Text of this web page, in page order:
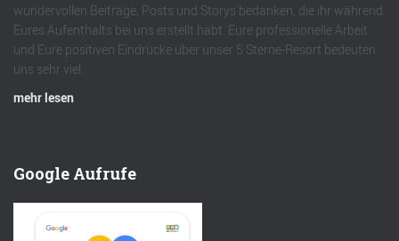
wundervollen Beiträge, Posts und Storys bedanken, die ihr während
Eures Aufenthalts bei uns erstellt habt. Eure professionelle Arbeit
und Eure positiven Eindrücke über unser 5 Sterne-Resort bedeuten
uns sehr viel.
mehr lesen
Google Aufrufe